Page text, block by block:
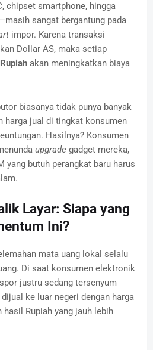
chipset smartphone, hingga
sangat bergantung pada
impor. Karena transaksi
Dollar AS, maka setiap
akan meningkatkan biaya
biasanya tidak punya banyak
harga jual di tingkat konsumen
Hasilnya? Konsumen
upgrade gadget mereka,
yang butuh perangkat baru harus
Layar: Siapa yang
Ini?
mata uang lokal selalu
Di saat konsumen elektronik
justru sedang tersenyum
ke luar negeri dengan harga
Rupiah yang jauh lebih